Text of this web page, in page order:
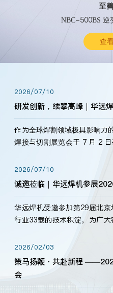
至
NBC-500BS 逆
查
2026/07/10
研发创新，续攀高峰｜华远
作为全球焊割领域极具影响力
焊接与切割展览会于 7 月 2
标准，持之以恒研发新产品、
海内外客户为目睹公司发布的
2026/07/10
诚邀莅临｜华远焊机参展
华远焊机受邀参加第29届北
行业33载的技术积淀，为广
2026/02/03
策马扬鞭・共赴新程
会